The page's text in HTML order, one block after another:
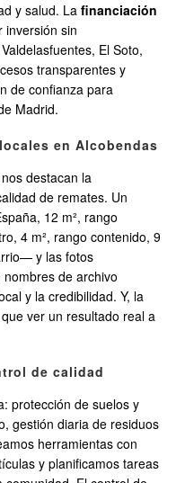
y salud. La financiación
inversión sin
El Soto,
transparentes y
de confianza para
Madrid.
en Alcobendas
destacan la
de remates. Un
12 m², rango
4 m², rango contenido, 9
y las fotos
de archivo
y la credibilidad. Y, la
ver un resultado real a
de calidad
protección de suelos y
gestión diaria de residuos
herramientas con
y planificamos tareas